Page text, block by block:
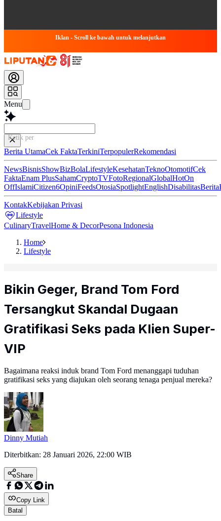
Iklan - Scroll ke bawah untuk melanjutkan
Menu
Ketik pertanyaanmu d
Berita UtamaCek FaktaTerkiniTerpopulerRekomendasi
NewsBisnisShowBizBolaLifestyleKesehatanTeknoOtomotifCek
FaktaEnam PlusSahamCryptoTVFotoRegionalGlobalHotOn
OffIslamiCitizen6OpiniFeedsOtosiaSpotlightEnglishDisabilitasBerita
KontakKebijakan Privasi
Lifestyle
CulinaryTravelHome & DecorPesona Indonesia
Home
Lifestyle
Bikin Geger, Brand Tom Ford
Tersangkut Skandal Dugaan
Gratifikasi Seks pada Klien Super-
VIP
Bagaimana reaksi induk brand Tom Ford menanggapi tuduhan
gratifikasi seks yang diajukan oleh seorang tenaga penjual mereka?
Dinny Mutiah
Diterbitkan: 28 Januari 2026, 22:00 WIB
Share
Copy Link
Batal